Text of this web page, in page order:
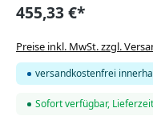
455,33 €*
Preise inkl. MwSt. zzgl.
versandkostenfrei
Sofort verfügbar,